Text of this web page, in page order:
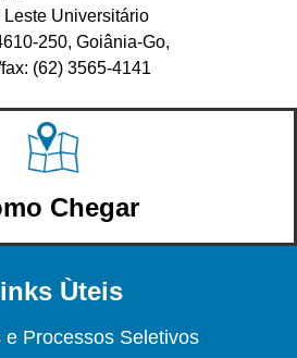
Leste Universitário
250, Goiânia-Go,
(62) 3565-4141
Chegar
Ùteis
e Processos Seletivos